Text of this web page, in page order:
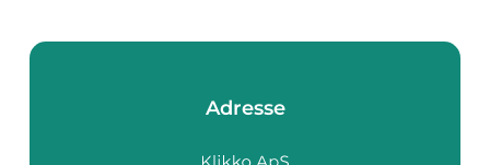
Adresse